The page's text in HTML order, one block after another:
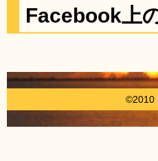
Facebook上
©2010